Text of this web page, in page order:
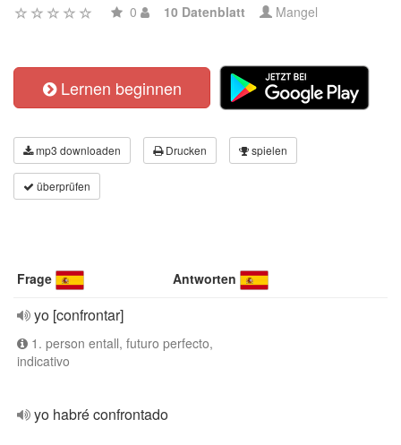
0 10 Datenblatt Mangel
Lernen beginnen
mp3 downloaden Drucken spielen
überprüfen
Frage Antworten
yo [confrontar]
1. person entall, futuro perfecto,
indicativo
yo habré confrontado